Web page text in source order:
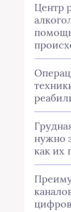
Центр
нужно
как их